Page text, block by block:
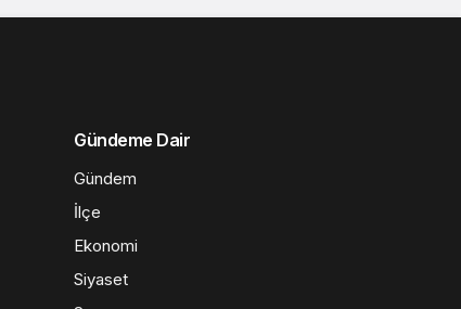
Gündeme Dair
Gündem
İlçe
Ekonomi
Siyaset